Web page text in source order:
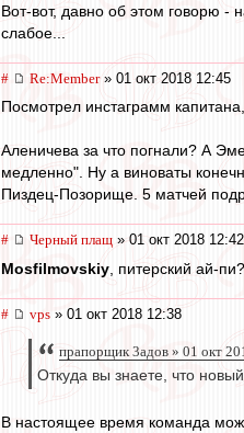
Вот-вот, давно об этом говорю -
слабое...
# Re:Member» 01 окт 2018 12:45
Посмотрел инстаграмм
Аленичева за что погнали? А
медленно". Ну а виноваты
Пиздец-Позорище. 5 матчей
# Черный плащ » 01 окт 2018 12:42
Mosfilmovskiy , питерский ай-
# vps » 01 окт 2018 12:38
прапорщик 3адoв » 01 окт
Откуда вы знаете, что
В настоящее время команда